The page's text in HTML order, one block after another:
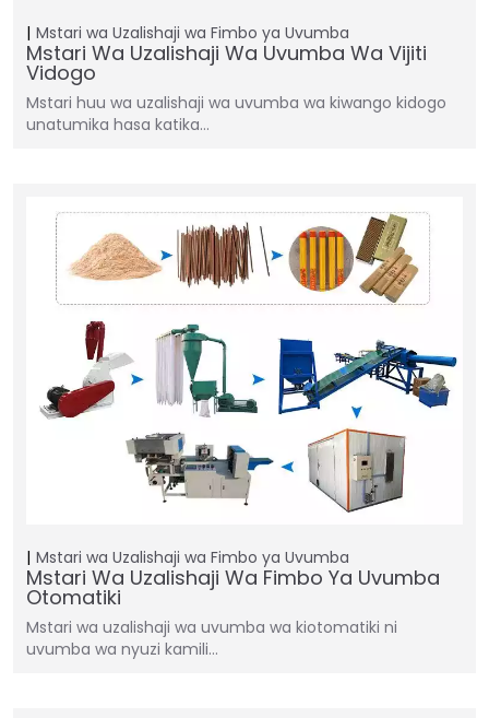
Mstari wa Uzalishaji wa Fimbo ya Uvumba
Mstari Wa Uzalishaji Wa Uvumba Wa Vijiti
Vidogo
Mstari huu wa uzalishaji wa uvumba wa kiwango kidogo
unatumika hasa katika…
Mstari wa Uzalishaji wa Fimbo ya Uvumba
Mstari Wa Uzalishaji Wa Fimbo Ya Uvumba
Otomatiki
Mstari wa uzalishaji wa uvumba wa kiotomatiki ni
uvumba wa nyuzi kamili…